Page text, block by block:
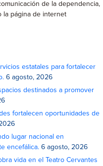
de la dependencia,
la página de internet
estatales para fortalecer
6 agosto, 2026
destinados a promover
fortalecen oportunidades de
lugar nacional en
encefálica. 6 agosto, 2026
vida en el Teatro Cervantes